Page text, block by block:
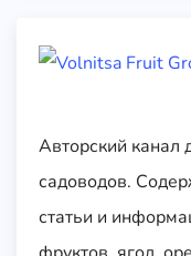
Авторский канал
садоводов.
статьи и